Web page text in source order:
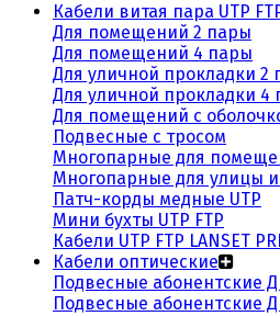
Кабели витая пара UTP
Для помещений 2 пары
Для помещений 4 пары
Для уличной прокладки 2
Для уличной прокладки 4
Для помещений с
Подвесные с тросом
Многопарные для
Многопарные для улицы
Патч-корды медные UTP
Мини бухты UTP FTP
Кабели UTP FTP LANSET
Кабели оптические
Подвесные абонентские
Подвесные абонентские